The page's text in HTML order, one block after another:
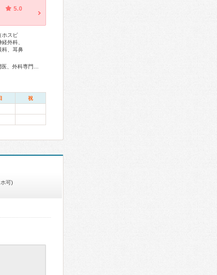
5.0
ホスピ
外科、
科、耳鼻
祝
可)